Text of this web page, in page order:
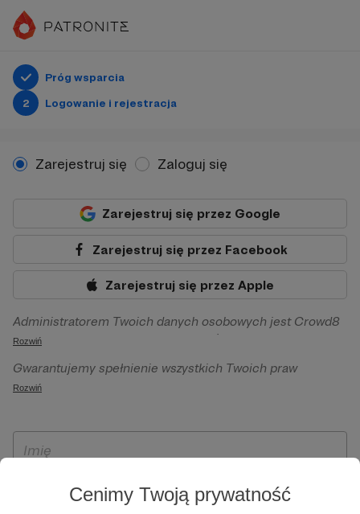
Cenimy Twoją prywatność
Próg wsparcia
2
Logowanie i rejestracja
Zarejestruj się Zaloguj się
Zarejestruj się przez Google
Zarejestruj się przez Facebook
Zarejestruj się przez Apple
Administratorem Twoich danych osobowych jest Crowd8
sp. z o.o. z siedziba w Warszawie, ul. Żwirki i Wigury 16, 02-
092 Warszawa. Twoje dane osobowe będą przetwarzane w
szczególności w celu wykonania umowy zawartej z Tobą, w
Patronite.pl, w tym możliwości dokonywania oraz
otrzymywania wsparcia na naszej platformie oraz
Rozwiń
Gwarantujemy spełnienie wszystkich Twoich praw
wynikających z ogólnego rozporządzenia o ochronie
ich przenoszenia, niepodlegania zautomatyzowanemu
wyrażenia sprzeciwu wobec przetwarzania Twoich danych
osobowych. Rejestracja dla osób niepełnoletnich możliwa
Rozwiń